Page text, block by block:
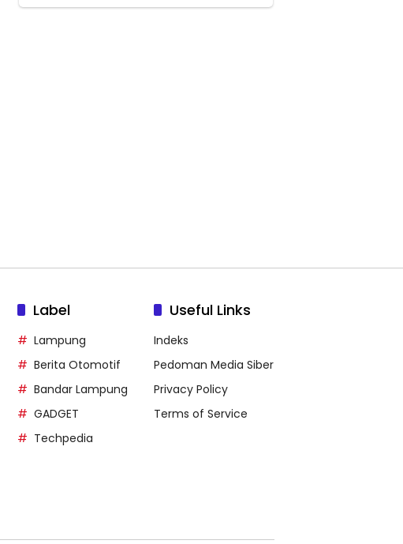
Label
Lampung
Berita Otomotif
Bandar Lampung
GADGET
Techpedia
Useful Links
Indeks
Pedoman Media Siber
Privacy Policy
Terms of Service